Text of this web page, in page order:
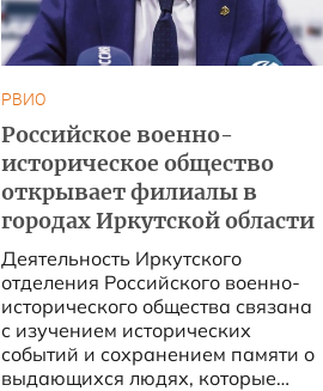
РВИО
Российское военно-
историческое общество
открывает филиалы в
городах Иркутской области
Деятельность Иркутского
отделения Российского военно-
исторического общества связана
с изучением исторических
событий и сохранением памяти о
выдающихся людях, которые